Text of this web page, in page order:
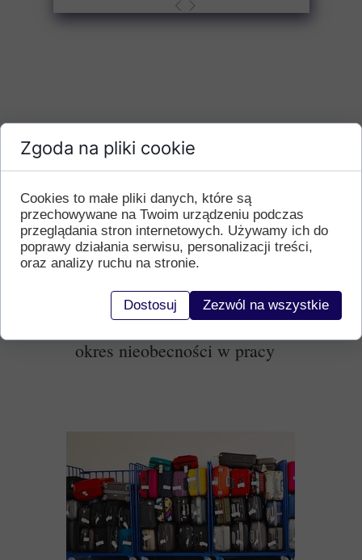
okres nieobecności w pracy
Zgoda na pliki cookie
Cookies to małe pliki danych, które są
przechowywane na Twoim urządzeniu podczas
przeglądania stron internetowych. Używamy ich do
poprawy działania serwisu, personalizacji treści,
oraz analizy ruchu na stronie.
Dostosuj Zezwól na wszystkie